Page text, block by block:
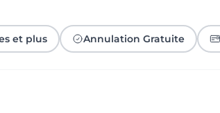
et plus Annulation Gratuite